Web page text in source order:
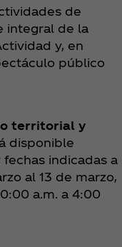
de
integral de la
y, en
público
territorial y
disponible
indicadas a
al 13 de marzo,
a.m. a 4:00